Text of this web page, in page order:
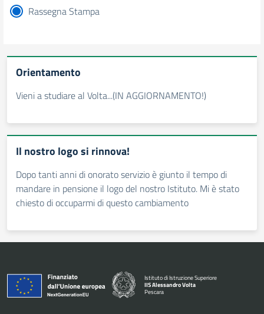
Rassegna Stampa
Orientamento
Vieni a studiare al Volta...(IN AGGIORNAMENTO!)
Il nostro logo si rinnova!
Dopo tanti anni di onorato servizio è giunto il tempo di
mandare in pensione il logo del nostro Istituto. Mi è stato
chiesto di occuparmi di questo cambiamento
Istituto di Istruzione Superiore
IIS Alessandro Volta
Pescara